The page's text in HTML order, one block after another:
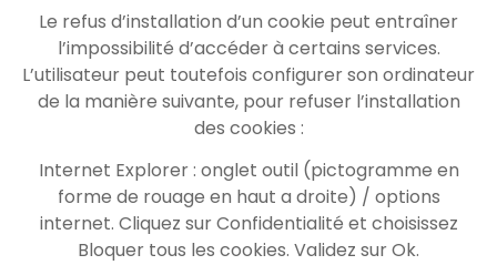
Le refus d’installation d’un cookie peut entraîner
l’impossibilité d’accéder à certains services.
L’utilisateur peut toutefois configurer son ordinateur
de la manière suivante, pour refuser l’installation
des cookies :
Internet Explorer : onglet outil (pictogramme en
forme de rouage en haut a droite) / options
internet. Cliquez sur Confidentialité et choisissez
Bloquer tous les cookies. Validez sur Ok.